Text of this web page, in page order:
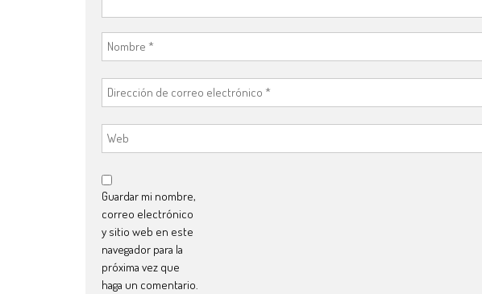
Guardar mi nombre,
correo electrónico
y sitio web en este
navegador para la
próxima vez que
haga un comentario.